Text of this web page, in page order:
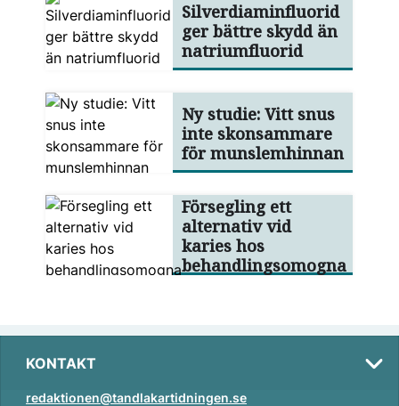
Silverdiaminfluorid
ger bättre skydd än
natriumfluorid
Ny studie: Vitt snus
inte skonsammare
för munslemhinnan
Försegling ett
alternativ vid
karies hos
behandlingsomogna
KONTAKT
redaktionen@tandlakartidningen.se